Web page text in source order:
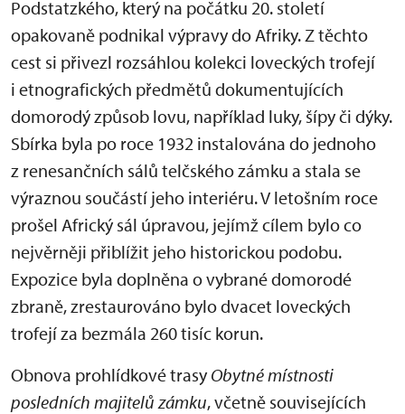
Podstatzkého, který na počátku 20. století
opakovaně podnikal výpravy do Afriky. Z těchto
cest si přivezl rozsáhlou kolekci loveckých trofejí
i etnografických předmětů dokumentujících
domorodý způsob lovu, například luky, šípy či dýky.
Sbírka byla po roce 1932 instalována do jednoho
z renesančních sálů telčského zámku a stala se
výraznou součástí jeho interiéru. V letošním roce
prošel Africký sál úpravou, jejímž cílem bylo co
nejvěrněji přiblížit jeho historickou podobu.
Expozice byla doplněna o vybrané domorodé
zbraně, zrestaurováno bylo dvacet loveckých
trofejí za bezmála 260 tisíc korun.
Obnova prohlídkové trasy Obytné místnosti
posledních majitelů zámku, včetně souvisejících